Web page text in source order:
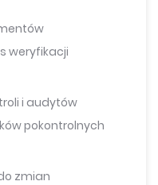
weryfikacji
i audytów
pokontrolnych
zmian